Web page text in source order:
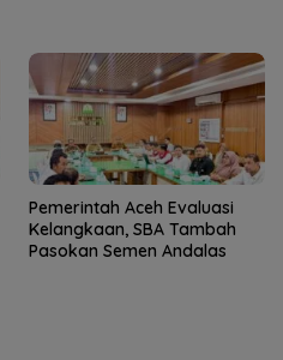
Pemerintah Aceh Evaluasi
Kelangkaan, SBA Tambah
Pasokan Semen Andalas